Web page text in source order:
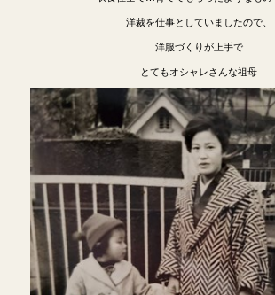
洋裁を仕事としていましたので、
洋服づくりが上手で
とてもオシャレさんな祖母